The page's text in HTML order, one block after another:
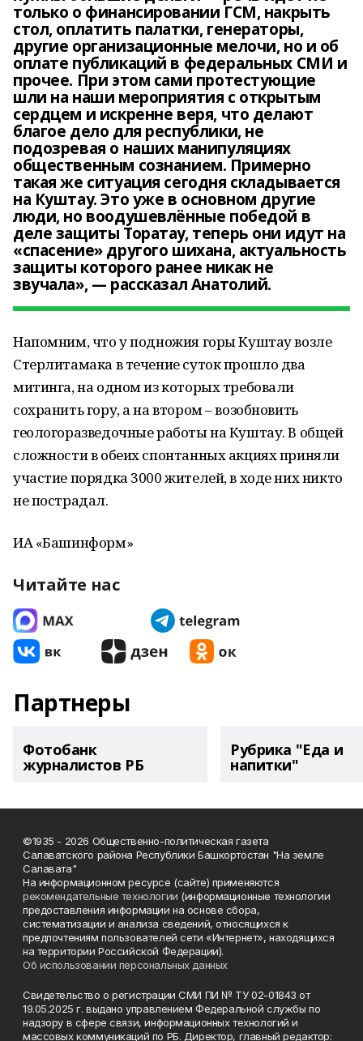
только о финансировании ГСМ, накрыть
стол, оплатить палатки, генераторы,
другие организационные мелочи, но и об
оплате публикаций в федеральных СМИ и
прочее. При этом сами протестующие
шли на наши мероприятия с открытым
сердцем и искренне веря, что делают
благое дело для республики, не
подозревая о наших манипуляциях
общественным сознанием. Примерно
такая же ситуация сегодня складывается
на Куштау. Это уже в основном другие
люди, но воодушевлённые победой в
деле защиты Торатау, теперь они идут на
«спасение» другого шихана, актуальность
защиты которого ранее никак не
звучала», — рассказал Анатолий.
Напомним, что у подножия горы Куштау возле
Стерлитамака в течение суток прошло два
митинга, на одном из которых требовали
сохранить гору, а на втором – возобновить
геологоразведочные работы на Куштау. В общей
сложности в обеих спонтанных акциях приняли
участие порядка 3000 жителей, в ходе них никто
не пострадал.
ИА «Башинформ»
Читайте нас
Партнеры
Фотобанк
журналистов РБ
Рубрика "Еда и
напитки"
©1935 - 2026 Общественно-политическая газета
Салаватского района Республики Башкортостан "На земле
Салавата"
На информационном ресурсе (сайте) применяются
рекомендательные технологии (информационные технологии
предоставления информации на основе сбора,
систематизации и анализа сведений, относящихся к
предпочтениям пользователей сети «Интернет», находящихся
на территории Российской Федерации).
Об использовании персональных данных
Свидетельство о регистрации СМИ ПИ № ТУ 02-01843 от
19.05.2025 г. выдано управлением Федеральной службы по
надзору в сфере связи, информационных технологий и
массовых коммуникаций по РБ. Директор, главный редактор: